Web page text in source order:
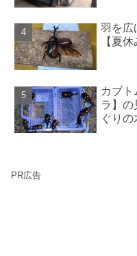
羽を広
【夏
カブ
ラ】の
ぐりの
PR広告